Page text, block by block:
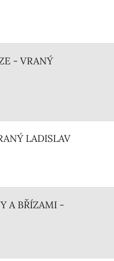
- VRANÝ
LADISLAV
A BŘÍZAMI -